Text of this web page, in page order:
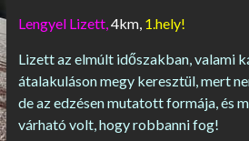
Lengyel Lizett,4km, 1.hely!
Lizett az elmúlt időszakban, valami
átalakuláson megy keresztül, mert
de az edzésen mutatott formája, és
várható volt, hogy robbanni fog!